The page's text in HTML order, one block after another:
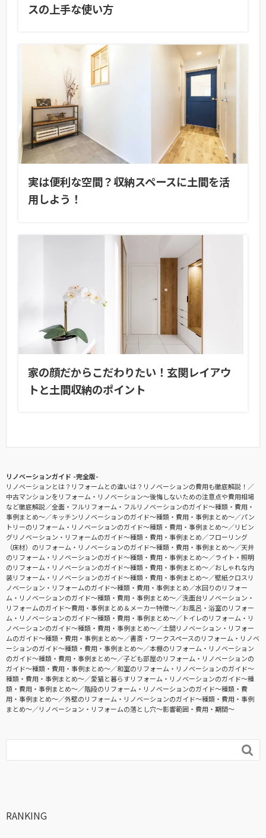
スの上手な使い方
実は便利な空間？収納スペースに土間を活
用しよう！
家の顔だからこだわりたい！玄関レイアウ
トと土間収納のポイント
リノベーションガイド -完全版-
リノベーションとは？リフォームとの違いは？リノベーションの費用も徹底解説！
中古マンションをリフォーム・リノベーション〜後悔しないための注意点や費用相場
など徹底解説
全面・フルリフォーム・フルリノベーションのガイド〜種類・費用・
事例まとめ〜
キッチンリノベーションのガイド〜種類・費用・事例まとめ〜
パン
トリーのリフォーム・リノベーションのガイド〜種類・費用・事例まとめ〜
リビン
グリノベーション・リフォームのガイド〜種類・費用・事例まとめ
フローリング
（床材）のリフォーム・リノベーションのガイド〜種類・費用・事例まとめ〜
天井
のリフォーム・リノベーションのガイド〜種類・費用・事例まとめ〜
ライト・照明
のリフォーム・リノベーションのガイド〜種類・費用・事例まとめ〜
おしゃれな内
装リフォーム・リノベーションのガイド〜種類・費用・事例まとめ〜
壁紙クロスリ
ノベーション・リフォームのガイド〜種類・費用・事例まとめ
水回りのリフォー
ム・リノベーションのガイド〜種類・費用・事例まとめ〜
洗面台リノベーション・
リフォームのガイド〜費用・事例まとめ＆メーカー特徴〜
お風呂・浴室のリフォー
ム・リノベーションのガイド〜種類・費用・事例まとめ〜
トイレのリフォーム・リ
ノベーションのガイド〜種類・費用・事例まとめ〜
土間リノベーション・リフォー
ムのガイド〜種類・費用・事例まとめ〜
書斎・ワークスペースのリフォーム・リノベ
ーションのガイド〜種類・費用・事例まとめ〜
本棚のリフォーム・リノベーション
のガイド〜種類・費用・事例まとめ〜
子ども部屋のリフォーム・リノベーションの
ガイド〜種類・費用・事例まとめ〜
和室のリフォーム・リノベーションのガイド〜
種類・費用・事例まとめ〜
愛猫と暮らすリフォーム・リノベーションのガイド〜種
類・費用・事例まとめ〜
階段のリフォーム・リノベーションのガイド〜種類・費
用・事例まとめ〜
外壁のリフォーム・リノベーションのガイド〜種類・費用・事例
まとめ〜
リノベーション・リフォームの落とし穴～影響範囲・費用・期間～

RANKING